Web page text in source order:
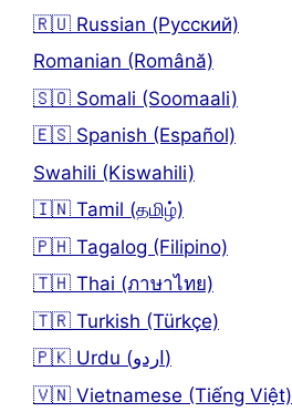
🇷🇺 Russian (Русский)
Romanian (Română)
🇸🇴 Somali (Soomaali)
🇪🇸 Spanish (Español)
Swahili (Kiswahili)
🇮🇳 Tamil (தமிழ்)
🇵🇭 Tagalog (Filipino)
🇹🇭 Thai (ภาษาไทย)
🇹🇷 Turkish (Türkçe)
🇵🇰 Urdu (اردو)
🇻🇳 Vietnamese (Tiếng Việt)